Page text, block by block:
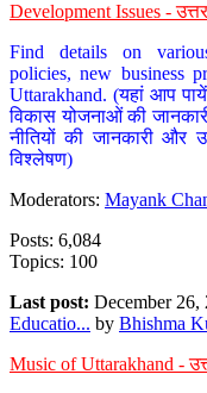
Development Issues -
Find details on
policies, new business
Uttarakhand. (यहां आप
विकास योजनाओं की
नीतियों की जानकारी और
विश्लेषण)
Moderators: Mayank
Posts: 6,084
Topics: 100
Last post: December
Educatio... by Bhishma
Music of Uttarakhand -